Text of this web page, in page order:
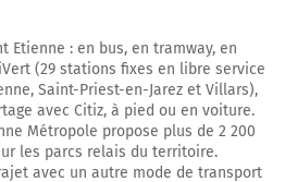
Etienne : en bus, en tramway, en
(29 stations fixes en libre service
Saint-Priest-en-Jarez et Villars),
avec Citiz, à pied ou en voiture.
Métropole propose plus de 2 200
les parcs relais du territoire.
avec un autre mode de transport